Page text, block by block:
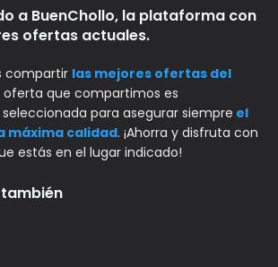
a BuenChollo, la plataforma con
ofertas actuales.
compartir las mejores ofertas del
oferta que compartimos es
para asegurar siempre el
máxima calidad. ¡Ahorra y disfruta con
estás en el lugar indicado!